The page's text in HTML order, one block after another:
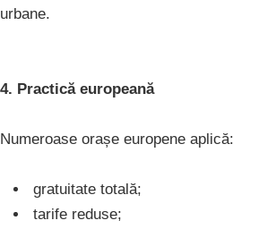
urbane.
4. Practică europeană
Numeroase orașe europene aplică:
gratuitate totală;
tarife reduse;